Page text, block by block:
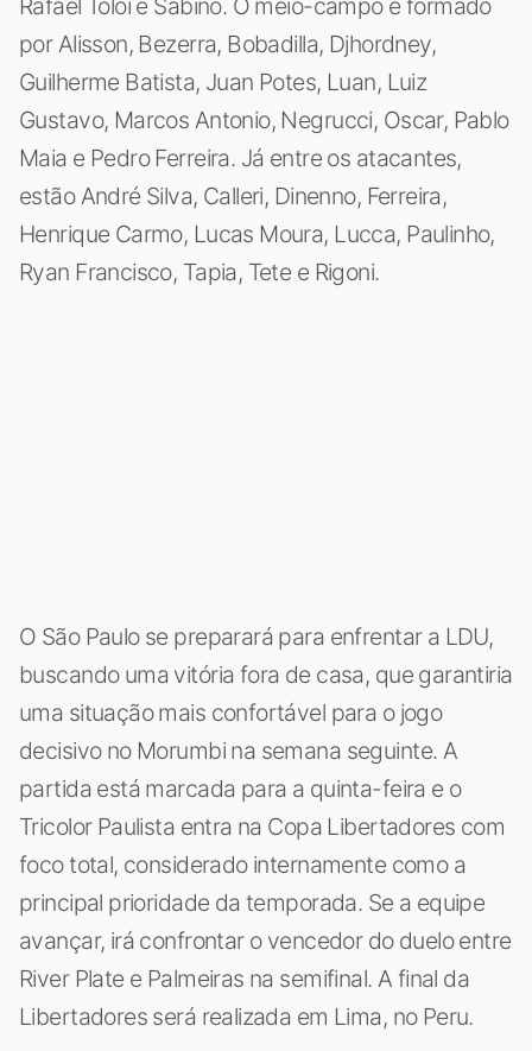
por Alisson, Bezerra, Bobadilla, Djhordney,
Guilherme Batista, Juan Potes, Luan, Luiz
Gustavo, Marcos Antonio, Negrucci, Oscar, Pablo
Maia e Pedro Ferreira. Já entre os atacantes,
estão André Silva, Calleri, Dinenno, Ferreira,
Henrique Carmo, Lucas Moura, Lucca, Paulinho,
Ryan Francisco, Tapia, Tete e Rigoni.
O São Paulo se preparará para enfrentar a LDU,
buscando uma vitória fora de casa, que garantiria
uma situação mais confortável para o jogo
decisivo no Morumbi na semana seguinte. A
partida está marcada para a quinta-feira e o
Tricolor Paulista entra na Copa Libertadores com
foco total, considerado internamente como a
principal prioridade da temporada. Se a equipe
avançar, irá confrontar o vencedor do duelo entre
River Plate e Palmeiras na semifinal. A final da
Libertadores será realizada em Lima, no Peru.